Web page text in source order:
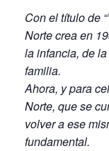
Con el título de
Norte crea en
la infancia, de
familia.
Ahora, y para
Norte, que se
volver a ese
fundamental.